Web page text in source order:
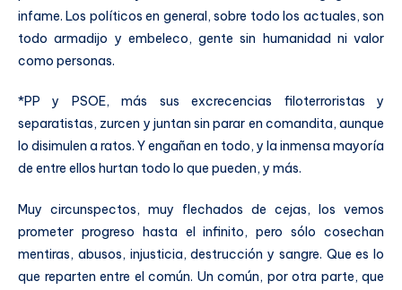
infame. Los políticos en general, sobre todo los actuales, son
todo armadijo y embeleco, gente sin humanidad ni valor
como personas.
*PP y PSOE, más sus excrecencias filoterroristas y
separatistas, zurcen y juntan sin parar en comandita, aunque
lo disimulen a ratos. Y engañan en todo, y la inmensa mayoría
de entre ellos hurtan todo lo que pueden, y más.
Muy circunspectos, muy flechados de cejas, los vemos
prometer progreso hasta el infinito, pero sólo cosechan
mentiras, abusos, injusticia, destrucción y sangre. Que es lo
que reparten entre el común. Un común, por otra parte, que